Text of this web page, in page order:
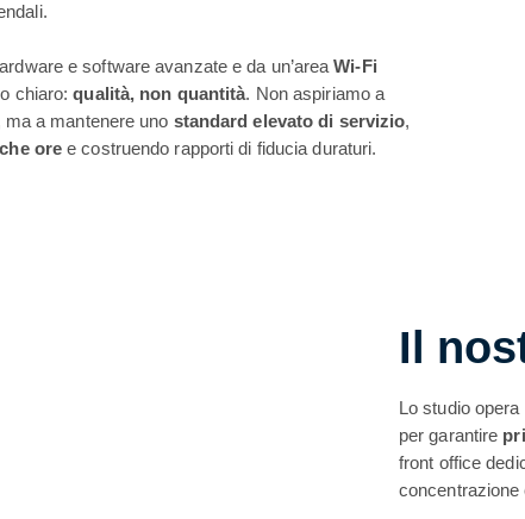
e software avanzate e da un’areaWi-Fi
chiaro:qualità, non quantità. Non aspiriamo a
a mantenere uno standard elevato di servizio,
ore e costruendo rapporti di fiducia duraturi.
Il
Lo studio opera
per garantire
front office
concentrazione